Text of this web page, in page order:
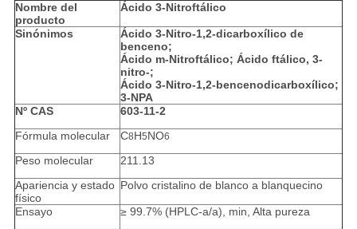
Nombre del
producto
Ácido 3-Nitroftálico
Sinónimos
Ácido 3-Nitro-1,2-dicarboxílico de
benceno;
Ácido m-Nitroftálico; Ácido ftálico, 3-
nitro-;
Ácido 3-Nitro-1,2-bencenodicarboxílico;
3-NPA
Nº CAS
603-11-2
Fórmula molecular
C8H5NO6
Peso molecular
211.13
Apariencia y estado
físico
Polvo cristalino de blanco a blanquecino
Ensayo
≥ 99.7% (HPLC-a/a), min, Alta pureza